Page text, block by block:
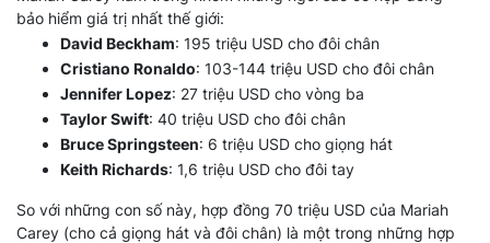
bảo hiểm giá trị nhất thế giới:
David Beckham: 195 triệu USD cho đôi chân
Cristiano Ronaldo: 103-144 triệu USD cho đôi chân
Jennifer Lopez: 27 triệu USD cho vòng ba
Taylor Swift: 40 triệu USD cho đôi chân
Bruce Springsteen: 6 triệu USD cho giọng hát
Keith Richards: 1,6 triệu USD cho đôi tay
So với những con số này, hợp đồng 70 triệu USD của Mariah
Carey (cho cả giọng hát và đôi chân) là một trong những hợp